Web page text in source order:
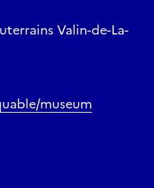
Valin-de-La-
museum